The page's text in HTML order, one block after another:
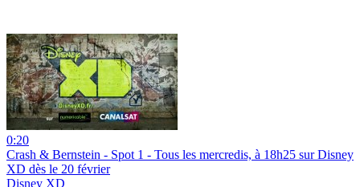
0:20
Crash & Bernstein - Spot 1 - Tous les mercredis, à 18h25 sur Disney
XD dès le 20 février
Disney XD